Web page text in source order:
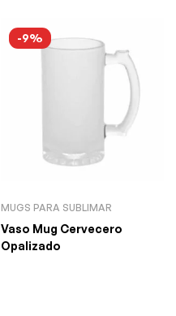
-9%
MUGS PARA SUBLIMAR
Vaso Mug Cervecero
Opalizado